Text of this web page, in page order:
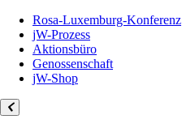
Rosa-Luxemburg-Konferenz
jW-Prozess
Aktionsbüro
Genossenschaft
jW-Shop